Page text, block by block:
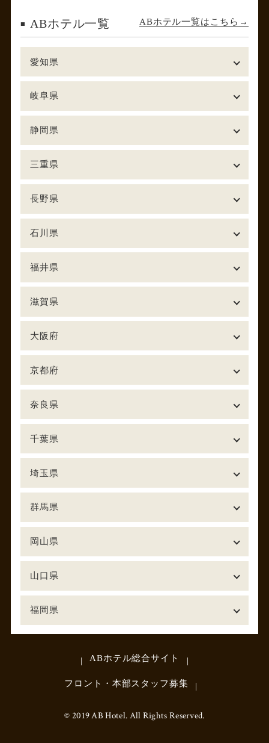
ABホテル一覧 ABホテル一覧はこちら
愛知県
岐阜県
静岡県
三重県
長野県
石川県
福井県
滋賀県
大阪府
京都府
奈良県
千葉県
埼玉県
群馬県
岡山県
山口県
福岡県
ABホテル総合サイト
フロント・本部スタッフ募集
© 2019 AB Hotel. All Rights Reserved.